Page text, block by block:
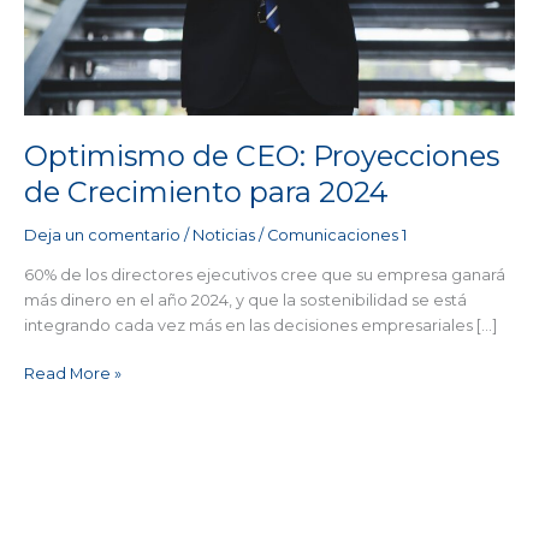
Optimismo de CEO: Proyecciones
de Crecimiento para 2024
Deja un comentario / Noticias/ Comunicaciones 1
60% de los directores ejecutivos cree que su empresa ganará
más dinero en el año 2024, y que la sostenibilidad se está
integrando cada vez más en las decisiones empresariales […]
Read More »